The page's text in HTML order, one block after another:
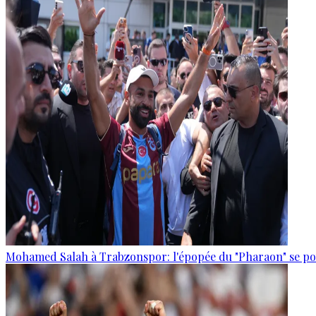
Mohamed Salah à Trabzonspor: l'épopée du "Pharaon" se